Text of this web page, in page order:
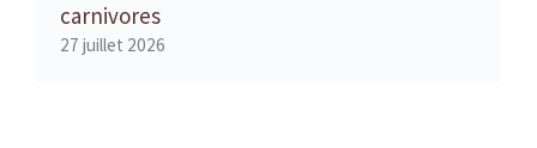
carnivores
27 juillet 2026